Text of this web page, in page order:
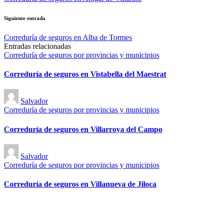
Siguiente entrada
Correduría de seguros en Alba de Tormes
Entradas relacionadas
Publicado
Correduría de seguros por provincias y municipios
Correduría de seguros en Vistabella del Maestrat
Publicado
por
Salvador
Publicado
Correduría de seguros por provincias y municipios
Correduría de seguros en Villarroya del Campo
Publicado
por
Salvador
Publicado
Correduría de seguros por provincias y municipios
Correduría de seguros en Villanueva de Jiloca